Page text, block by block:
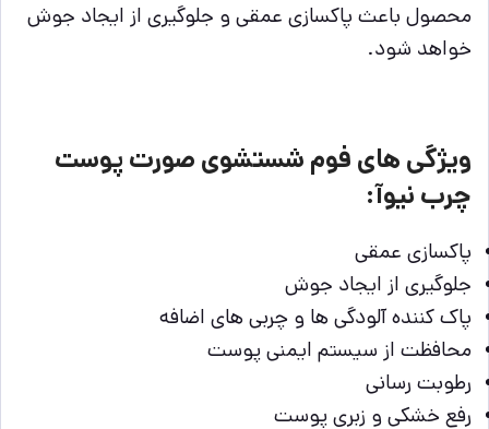
محصول باعث پاکسازی عمقی و جلوگیری از ایجاد جوش
خواهد شود.
ویژگی های فوم شستشوی صورت پوست
چرب نیوآ:
پاکسازی عمقی
جلوگیری از ایجاد جوش
پاک کننده آلودگی ها و چربی های اضافه
محافظت از سیستم ایمنی پوست
رطوبت رسانی
رفع خشکی و زبری پوست